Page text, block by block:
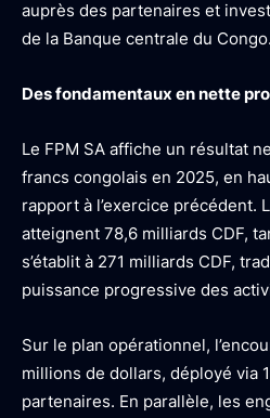
auprès des partenaires et
de la Banque centrale du Congo.
Des fondamentaux en nette
Le FPM SA affiche un résultat
francs congolais en 2025, en
rapport à l’exercice précédent.
atteignent 78,6 milliards CDF,
s’établit à 271 milliards CDF,
puissance progressive des
Sur le plan opérationnel,
millions de dollars, déployé via
partenaires. En parallèle, les